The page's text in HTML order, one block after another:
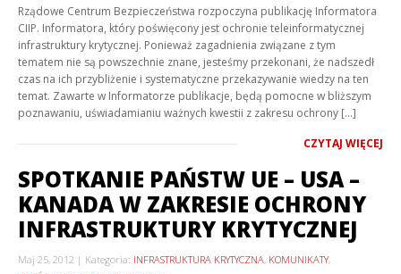
Rządowe Centrum Bezpieczeństwa rozpoczyna publikację Informatora
CIIP. Informatora, który poświęcony jest ochronie teleinformatycznej
infrastruktury krytycznej. Ponieważ zagadnienia związane z tym
tematem nie są powszechnie znane, jesteśmy przekonani, że nadszedł
czas na ich przybliżenie i systematyczne przekazywanie wiedzy na ten
temat. Zawarte w Informatorze publikacje, będą pomocne w bliższym
poznawaniu, uświadamianiu ważnych kwestii z zakresu ochrony […]
CZYTAJ WIĘCEJ
SPOTKANIE PAŃSTW UE – USA –
KANADA W ZAKRESIE OCHRONY
INFRASTRUKTURY KRYTYCZNEJ
Maj 25, 2012 Kategoria: INFRASTRUKTURA KRYTYCZNA, KOMUNIKATY,